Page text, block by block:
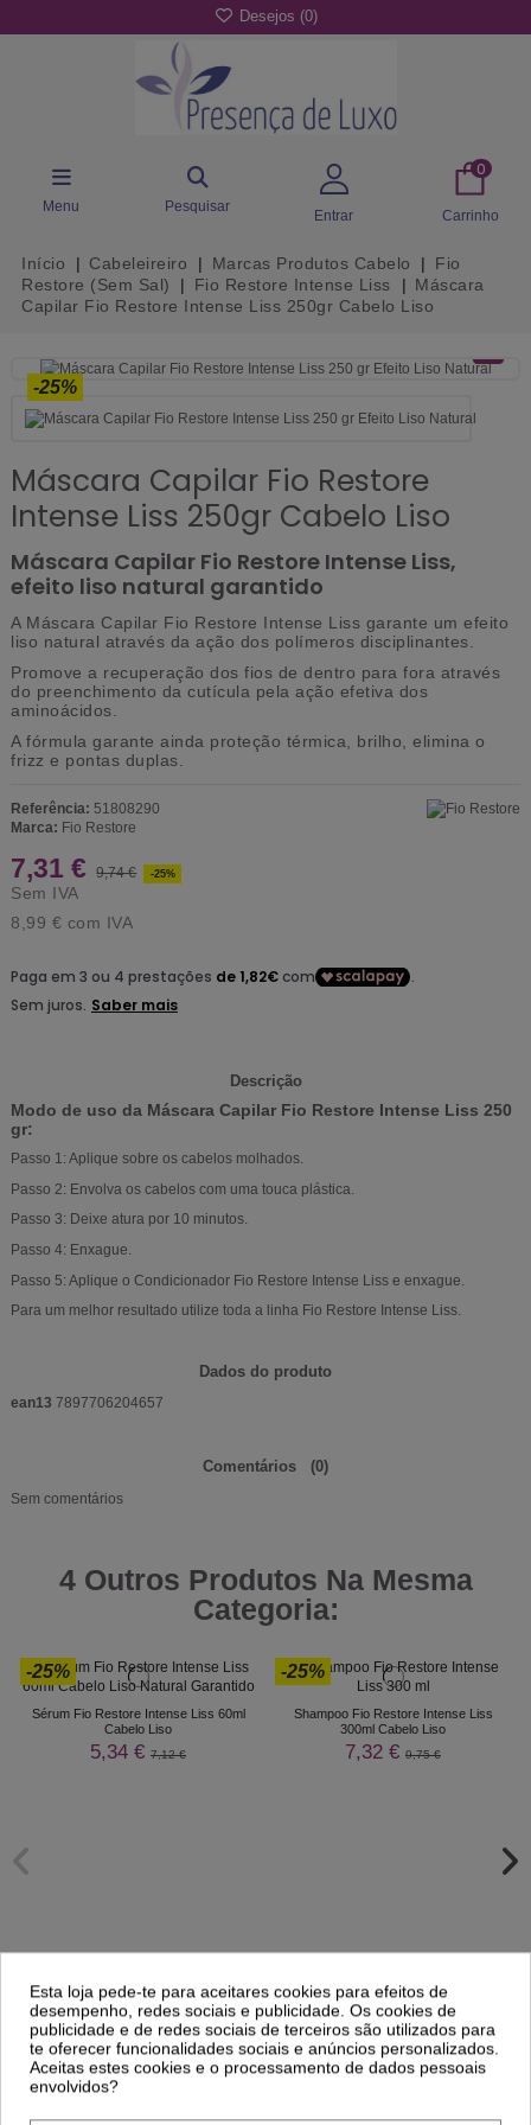
Desejos (0)
Menu Pesquisar
Entrar
0
Carrinho
Início Cabeleireiro Marcas Produtos Cabelo
Fio
Restore (Sem Sal)
Fio Restore Intense Liss
Máscara
Capilar Fio Restore Intense Liss 250gr Cabelo Liso
-25%
Máscara Capilar Fio Restore
Intense Liss 250gr Cabelo Liso
Máscara Capilar Fio Restore Intense Liss,
efeito liso natural garantido
A Máscara Capilar Fio Restore Intense Liss garante um efeito
liso natural através da ação dos polímeros disciplinantes.
Promove a recuperação dos fios de dentro para fora através
do preenchimento da cutícula pela ação efetiva dos
aminoácidos.
A fórmula garante ainda proteção térmica, brilho, elimina o
frizz e pontas duplas.
Referência: 51808290
Marca: Fio Restore
7,31 € 9,74 € -25%
Sem IVA
8,99 € com IVA
Descrição
Modo de uso da Máscara Capilar Fio Restore Intense Liss 250
gr:
Passo 1: Aplique sobre os cabelos molhados.
Passo 2: Envolva os cabelos com uma touca plástica.
Passo 3: Deixe atura por 10 minutos.
Passo 4: Enxague.
Passo 5: Aplique o Condicionador Fio Restore Intense Liss e enxague.
Para um melhor resultado utilize toda a linha Fio Restore Intense Liss.
Dados do produto
ean13 7897706204657
Comentários (0)
Sem comentários
4 Outros Produtos Na Mesma
Categoria:
-25%
Sérum Fio Restore Intense Liss 60ml
Cabelo Liso
5,34 € 7,12 €
Comprar
-25%
Shampoo Fio Restore Intense Liss
300ml Cabelo Liso
7,32 € 9,75 €
Comprar
Esta loja pede-te para aceitares cookies para efeitos de
desempenho, redes sociais e publicidade. Os cookies de
publicidade e de redes sociais de terceiros são utilizados para
te oferecer funcionalidades sociais e anúncios personalizados.
Aceitas estes cookies e o processamento de dados pessoais
envolvidos?